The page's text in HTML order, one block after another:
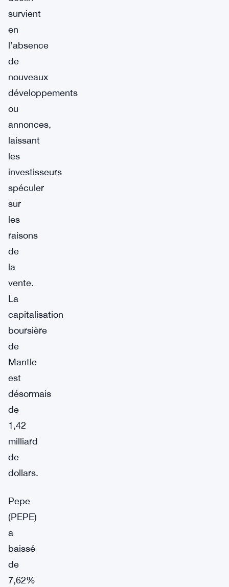
survient
en
l’absence
de
nouveaux
développements
ou
annonces,
laissant
les
investisseurs
spéculer
sur
les
raisons
de
la
vente.
La
capitalisation
boursière
de
Mantle
est
désormais
de
1,42
milliard
de
dollars.
Pepe
(PEPE)
a
baissé
de
7,62%